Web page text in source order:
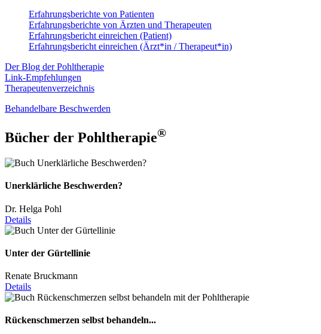
Erfahrungsberichte von Patienten
Erfahrungsberichte von Ärzten und Therapeuten
Erfahrungsbericht einreichen (Patient)
Erfahrungsbericht einreichen (Ärzt*in / Therapeut*in)
Der Blog der Pohltherapie
Link-Empfehlungen
Therapeutenverzeichnis
Behandelbare Beschwerden
Bücher der Pohltherapie®
Unerklärliche Beschwerden?
Dr. Helga Pohl
Details
Unter der Gürtellinie
Renate Bruckmann
Details
Rückenschmerzen selbst behandeln...